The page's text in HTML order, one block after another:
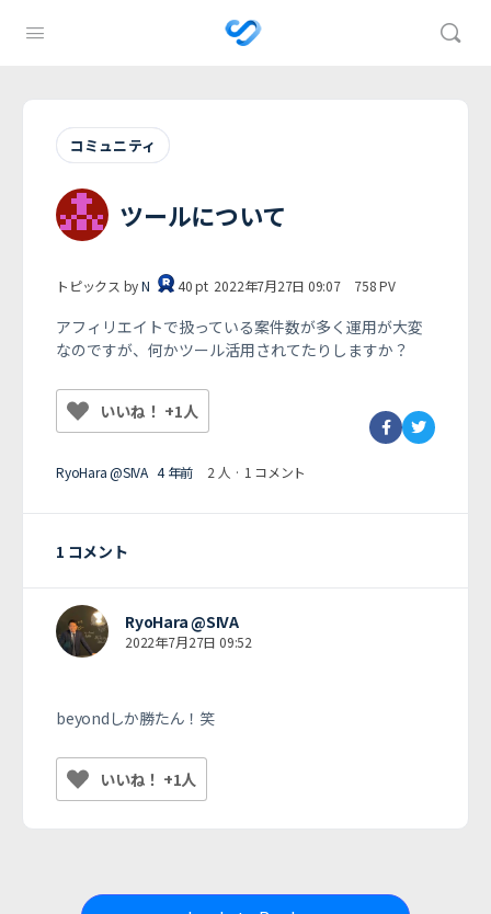
コミュニティ
ツールについて
トピックス byN 40 pt 2022年7月27日 09:07 758PV
アフィリエイトで扱っている案件数が多く運用が大変
なのですが、何かツール活用されてたりしますか？
いいね！ +1人
RyoHara @SIVA 4 年前 2 人 · 1 コメント
1 コメント
RyoHara @SIVA
2022年7月27日 09:52
beyondしか勝たん！笑
いいね！ +1人